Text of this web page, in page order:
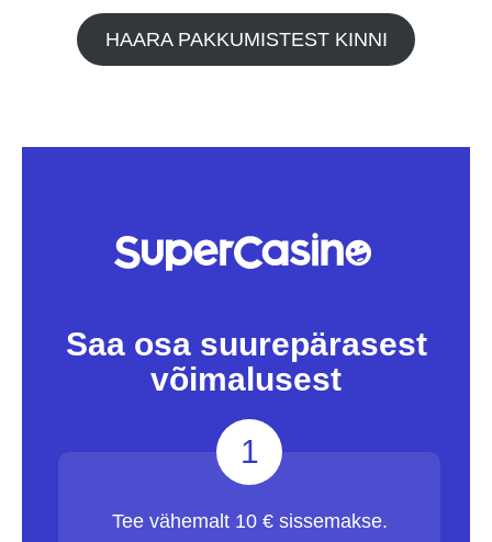
HAARA PAKKUMISTEST KINNI
Saa osa suurepärasest
võimalusest
1
Tee vähemalt 10 € sissemakse.